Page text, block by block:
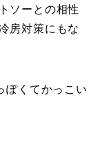
ソーとの相性
房対策にもな
ぽくてかっこい